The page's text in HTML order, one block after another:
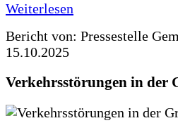
Weiterlesen
Bericht von: Pressestelle
15.10.2025
Verkehrsstörungen in der